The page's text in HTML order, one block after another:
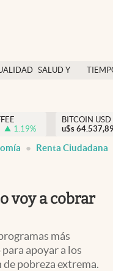
SALUD Y
México
USA
1.19%
BITCOIN USD
u$s
Renta Ciudadana
voy a cobrar
más
apoyar a los
pobreza extrema.